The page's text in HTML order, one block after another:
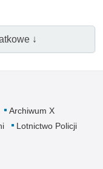
↓
Archiwum X
Lotnictwo Policji